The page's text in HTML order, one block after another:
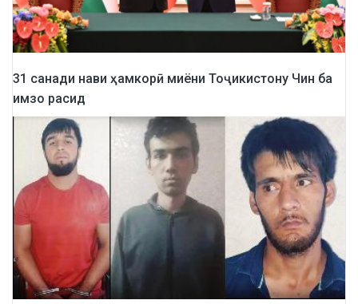
31 санади нави ҳамкорӣ миёни Тоҷикистону Чин ба
имзо расид